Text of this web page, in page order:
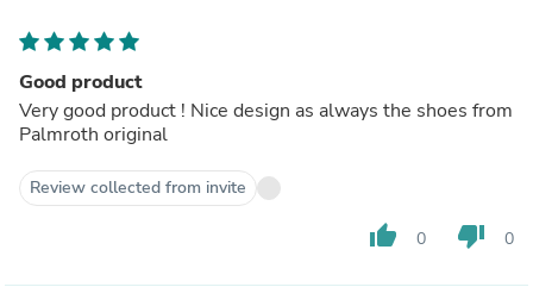
Good product
Very good product ! Nice design as always the shoes from
Palmroth original
Review collected from invite
thumb_up 0 thumb_down 0